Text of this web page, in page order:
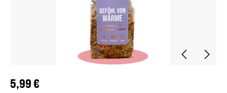
Regulärer Preis:
5,99 €